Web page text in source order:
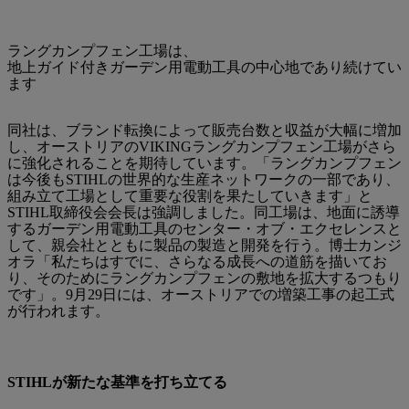
ラングカンプフェン工場は、
地上ガイド付きガーデン用電動工具の中心地であり続けてい
ます
同社は、ブランド転換によって販売台数と収益が大幅に増加
し、オーストリアのVIKINGラングカンプフェン工場がさら
に強化されることを期待しています。「ラングカンプフェン
は今後もSTIHLの世界的な生産ネットワークの一部であり、
組み立て工場として重要な役割を果たしていきます」と
STIHL取締役会会長は強調しました。同工場は、地面に誘導
するガーデン用電動工具のセンター・オブ・エクセレンスと
して、親会社とともに製品の製造と開発を行う。博士カンジ
オラ「私たちはすでに、さらなる成長への道筋を描いてお
り、そのためにラングカンプフェンの敷地を拡大するつもり
です」。9月29日には、オーストリアでの増築工事の起工式
が行われます。
STIHLが新たな基準を打ち立てる